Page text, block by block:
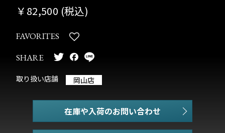
￥82,500 (税込)
FAVORITES
SHARE
取り扱い店舗 岡山店
在庫や入荷のお問い合わせ